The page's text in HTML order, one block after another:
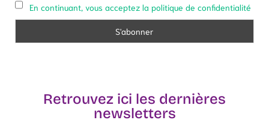
En continuant, vous acceptez la politique de confidentialité
Retrouvez ici les dernières
newsletters